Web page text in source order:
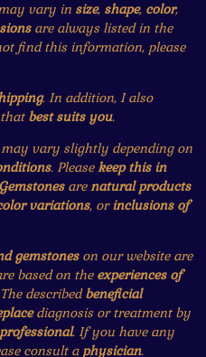
vary in size, shape, color,
are always listed in the
find this information, please
. In addition, I also
best suits you.
vary slightly depending on
. Pleasekeep this in
Gemstonesarenatural products
variations, orinclusions of
gemstoneson our website are
based on the experiences of
describedbeneficial
diagnosis or treatment by
. If you have any
consult a physician.